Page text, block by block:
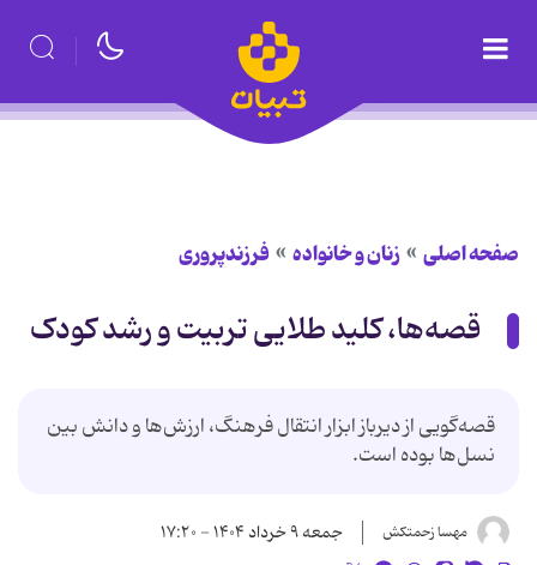
صفحه اصلی زنان و خانواده فرزندپروری
قصه‌ها، کلید طلایی تربیت و رشد کودک
قصه‌گویی از دیرباز ابزار انتقال فرهنگ، ارزش‌ها و دانش بین
نسل‌ها بوده است.
مهسا زحمتکش جمعه ۹ خرداد ۱۴۰۴ - ۱۷:۲۰